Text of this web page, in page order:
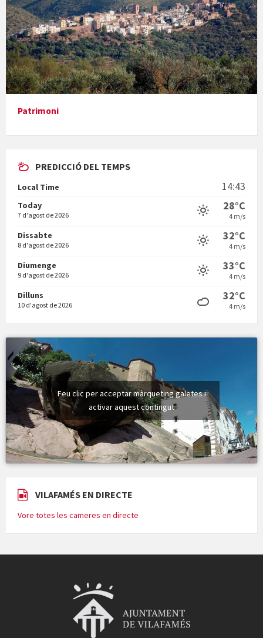
Presentació del llibre &quot;La mare&quot;, d'Emma Zafon
En Bum
Vermuts a la Font. Hit parit
Patrimoni
PREDICCIÓ DEL TEMPS
Local Time 14:43
Today
7 d'agost de 2026
28°C
4 m/s
Dissabte
8 d'agost de 2026
32°C
4 m/s
Diumenge
9 d'agost de 2026
33°C
4 m/s
Dilluns
10 d'agost de 2026
32°C
4 m/s
Feu clic per acceptar màrqueting galetes i
activar aquest contingut
VILAFAMÉS EN DIRECTE
Vore totes les cameres en directe